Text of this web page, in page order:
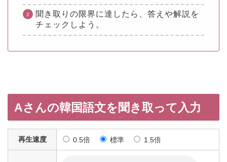
聞き取りの限界に達したら、答えや解説を
チェックしよう。
Aさんの韓国語文を聞き取って入力
再生速度 0.5倍 標準 1.5倍